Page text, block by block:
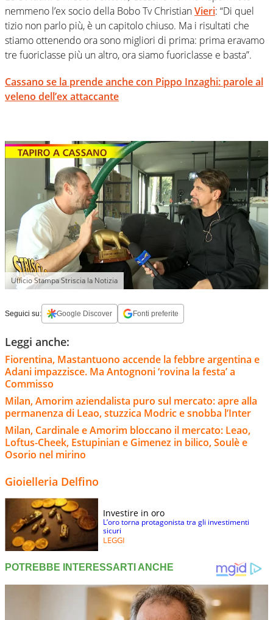
nemmeno l’ex socio della Bobo Tv ChristianVieri: “Di quel
tizio non parlo più, è un capitolo chiuso. Ma i risultati che
stiamo ottenendo ora sono migliori di prima: prima eravamo
tre fuoriclasse più un altro, ora siamo fuoriclasse e basta”.
Cassano se la prende anche con Pippo Inzaghi: parole al
veleno dell’ex attaccante
Ufficio Stampa Striscia la Notizia
Seguici su: Google Discover Fonti preferite
Leggi anche:
Fiorentina, Mastantuono accende la febbre argentina e
Adani impazzisce. Ma Antognoni ‘rovina la festa’ a
Commisso
Milan, Amorim aziendalista puro sul mercato: apre alla
permanenza di Leao, stuzzica Modric e snobba l’Inter
Milan, Cardinale e Amorim bloccano il mercato: Leao,
Loftus-Cheek, Estupinian e Gimenez in bilico, Soulè e
Osorio nel mirino
Gioielleria Delfino
Investire in oro
L’oro torna protagonista tra gli investimenti
sicuri
LEGGI